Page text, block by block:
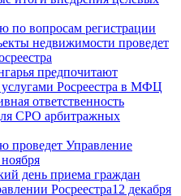
вопросам регистрации
недвижимости проведет
предпочитают
услугами Росреестра в МФЦ
ответственность
СРО арбитражных
проведет Управление
день приема граждан
Росреестра12 декабря